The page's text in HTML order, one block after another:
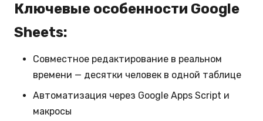
Ключевые особенности Google
Sheets:
Совместное редактирование в реальном
времени — десятки человек в одной таблице
Автоматизация через Google Apps Script и
макросы